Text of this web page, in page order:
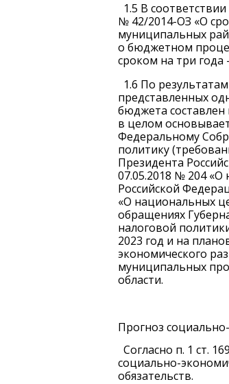
1.5 В
№ 42/2014-ОЗ «О
муниципальных
о бюджетном
сроком на три
1.6 По
представленных
бюджета составлен
в целом
Федеральному
политику
Президента
07.05.2018 № 204 «О
Российской
«О национальных
обращениях
налоговой
2023 год и на
экономического
муниципальных
области.
Прогноз
Согласно п. 1 ст.
социально-
обязательств.